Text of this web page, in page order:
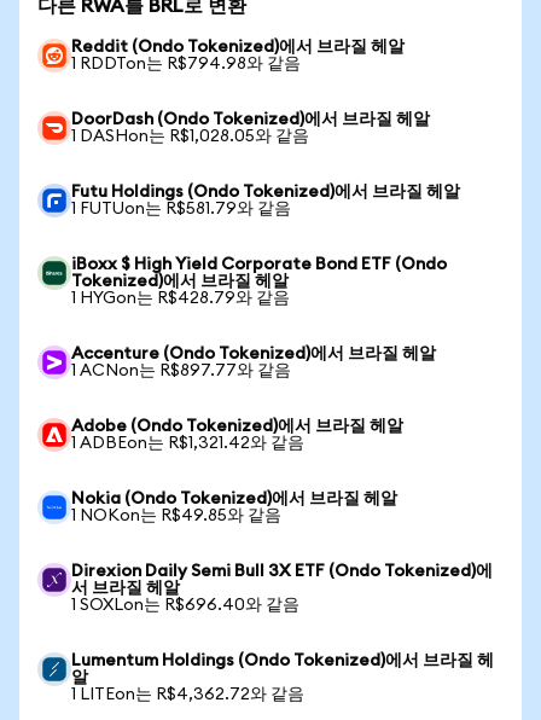
다른 RWA를 BRL로 변환
Reddit (Ondo Tokenized)에서 브라질 헤알
1 RDDTon는 R$794.98와 같음
DoorDash (Ondo Tokenized)에서 브라질 헤알
1 DASHon는 R$1,028.05와 같음
Futu Holdings (Ondo Tokenized)에서 브라질 헤알
1 FUTUon는 R$581.79와 같음
iBoxx $ High Yield Corporate Bond ETF (Ondo
Tokenized)에서 브라질 헤알
1 HYGon는 R$428.79와 같음
Accenture (Ondo Tokenized)에서 브라질 헤알
1 ACNon는 R$897.77와 같음
Adobe (Ondo Tokenized)에서 브라질 헤알
1 ADBEon는 R$1,321.42와 같음
Nokia (Ondo Tokenized)에서 브라질 헤알
1 NOKon는 R$49.85와 같음
Direxion Daily Semi Bull 3X ETF (Ondo Tokenized)에
서 브라질 헤알
1 SOXLon는 R$696.40와 같음
Lumentum Holdings (Ondo Tokenized)에서 브라질 헤
알
1 LITEon는 R$4,362.72와 같음